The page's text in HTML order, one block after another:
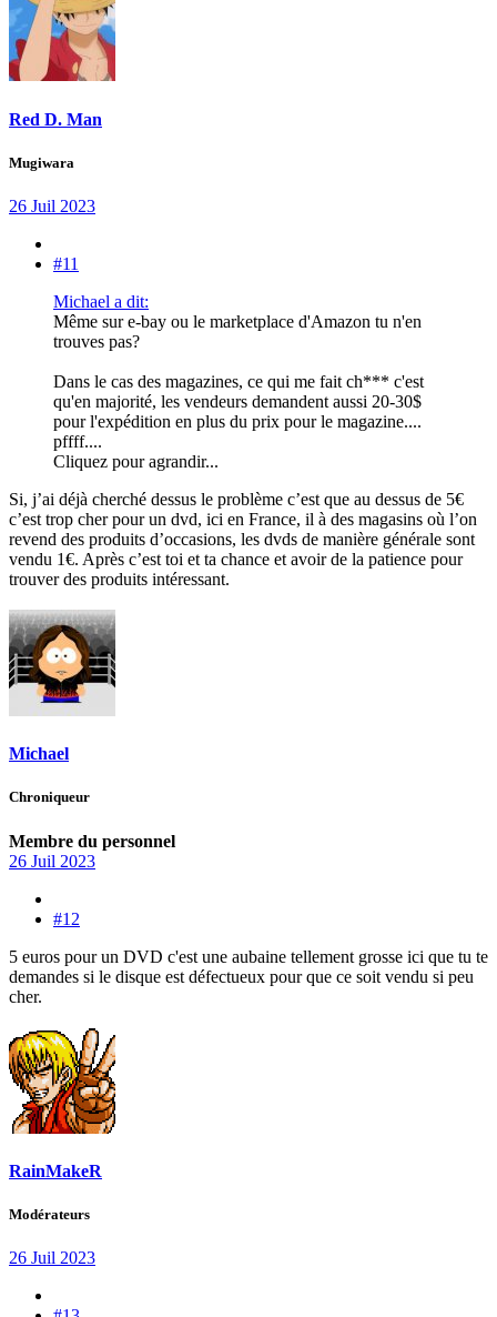
Red D. Man
Mugiwara
26 Juil 2023
#11
Michael a dit:
Même sur e-bay ou le marketplace d'Amazon tu n'en
trouves pas?
Dans le cas des magazines, ce qui me fait ch*** c'est
qu'en majorité, les vendeurs demandent aussi 20-30$
pour l'expédition en plus du prix pour le magazine....
pffff....
Cliquez pour agrandir...
Si, j’ai déjà cherché dessus le problème c’est que au dessus de 5€
c’est trop cher pour un dvd, ici en France, il à des magasins où l’on
revend des produits d’occasions, les dvds de manière générale sont
vendu 1€. Après c’est toi et ta chance et avoir de la patience pour
trouver des produits intéressant.
Michael
Chroniqueur
Membre du personnel
26 Juil 2023
#12
5 euros pour un DVD c'est une aubaine tellement grosse ici que tu te
demandes si le disque est défectueux pour que ce soit vendu si peu
cher.
RainMakeR
Modérateurs
26 Juil 2023